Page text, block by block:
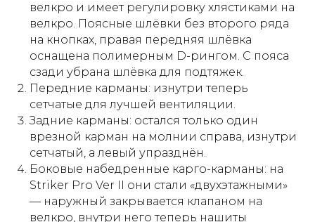
велкро и имеет регулировку хлястиками на
велкро. Поясные шлёвки без второго ряда
на кнопках, правая передняя шлёвка
оснащена полимерным D-рингом. С пояса
сзади убрана шлёвка для подтяжек.
Передние карманы: изнутри теперь
сетчатые для лучшей вентиляции.
Задние карманы: остался только один
врезной карман на молнии справа, изнутри
сетчатый, а левый упразднён.
Боковые набедренные карго-карманы: на
Striker Pro Ver II они стали «двухэтажными»
— наружный закрывается клапаном на
велкро, внутри него теперь нашиты